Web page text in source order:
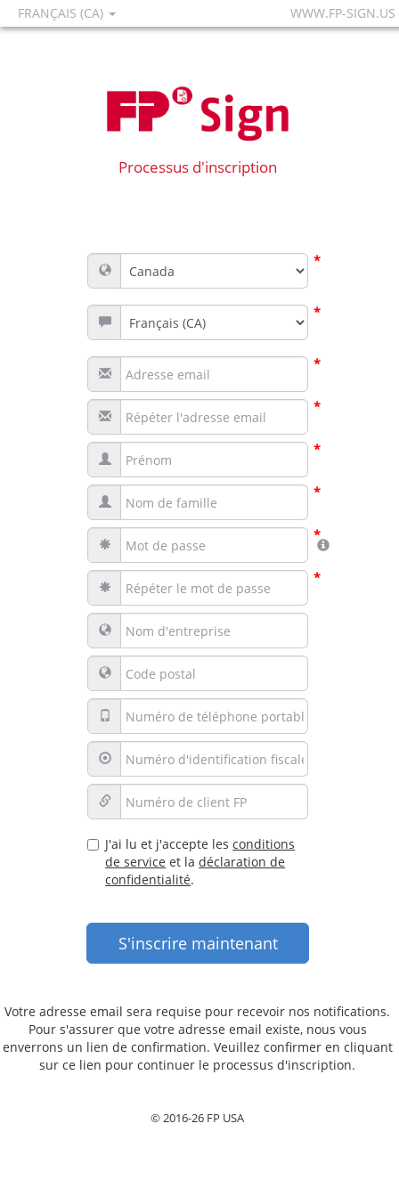
FRANÇAIS (CA) WWW.FP-SIGN.US
Processus d'inscription
*
*
*
*
*
*
*
*
J'ai lu et j'accepte lesconditions
de service et ladéclaration de
confidentialité.
Votre adresse email sera requise pour recevoir nos notifications.
Pour s'assurer que votre adresse email existe, nous vous
enverrons un lien de confirmation. Veuillez confirmer en cliquant
sur ce lien pour continuer le processus d'inscription.
© 2016-26 FP USA